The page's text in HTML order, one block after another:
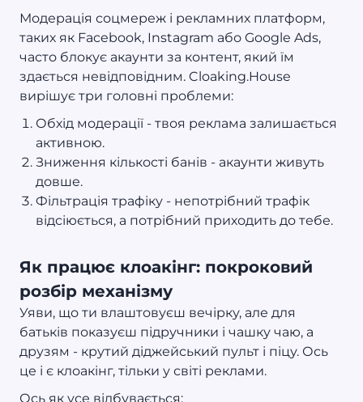
Модерація соцмереж і рекламних платформ,
таких як Facebook, Instagram або Google Ads,
часто блокує акаунти за контент, який їм
здається невідповідним. Cloaking.House
вирішує три головні проблеми:
Обхід модерації - твоя реклама залишається
активною.
Зниження кількості банів - акаунти живуть
довше.
Фільтрація трафіку - непотрібний трафік
відсіюється, а потрібний приходить до тебе.
Як працює клоакінг: покроковий
розбір механізму
Уяви, що ти влаштовуєш вечірку, але для
батьків показуєш підручники і чашку чаю, а
друзям - крутий діджейський пульт і піцу. Ось
це і є клоакінг, тільки у світі реклами.
Ось як усе відбувається: